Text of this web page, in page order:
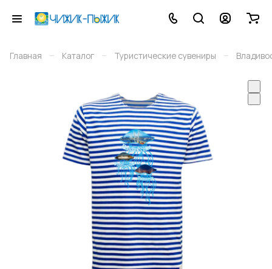
Главная – Каталог – Туристические сувениры –